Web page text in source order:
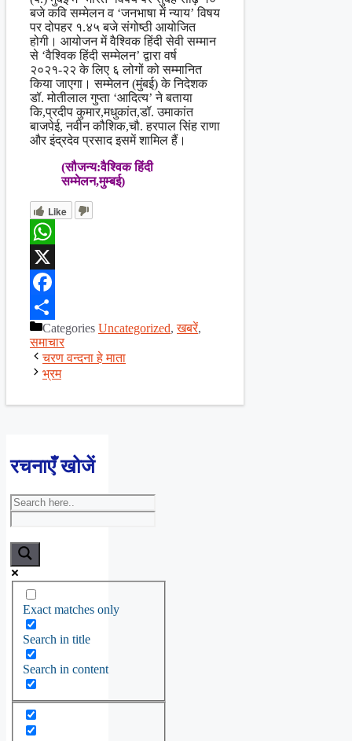
बजे कवि सम्मेलन व ‘जनभाषा में न्याय’ विषय
पर दोपहर १.४५ बजे संगोष्ठी आयोजित
होगी। आयोजन में वैश्विक हिंदी सेवी सम्मान
से ‘वैश्विक हिंदी सम्मेलन’ द्वारा वर्ष
२०२१-२२ के लिए ६ लोगों को सम्मानित
किया जाएगा। सम्मेलन (मुंबई) के निदेशक
डॉ. मोतीलाल गुप्ता ‘आदित्य’ ने बताया
कि,प्रदीप कुमार,मधुकांत,डॉ. उमाकांत
बाजपेई, नवीन कौशिक,चौ. हरपाल सिंह राणा
और इंद्रदेव प्रसाद इसमें शामिल हैं।
(सौजन्य:वैश्विक हिंदी
सम्मेलन,मुम्बई)
Like
WhatsApp
X
Facebook
ShareCategories Uncategorized,खबरें,
समाचार
चरण वन्दना हे माता
भ्रम
रचनाएँ खोजें
Exact matches only
Search in title
Search in content